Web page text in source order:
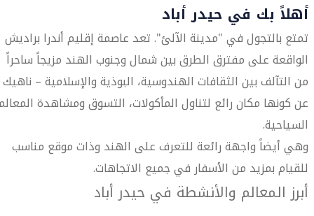
أهلاً بك في حيدر أباد
تمتع بالتجول في "مدينة الآلئ". تعد عاصمة إقليم أندرا براديش
الواقعة على مفترق الطرق بين شمال وجنوب الهند مزيجاً ساحراً
من التآلف بين الثقافات الهندوسية، البوذية والإسلامية – ناهيك
عن كونها مكان رائع لتناول المأكولات، التسوق ومشاهدة
السياحية.
وهي أيضاً واجهة رائعة للتعرف على الهند وذات موقع مناسب
للقيام بمزيد من الأسفار في جميع الاتجاهات.
أبرز المعالم والأنشطة في حيدر أباد